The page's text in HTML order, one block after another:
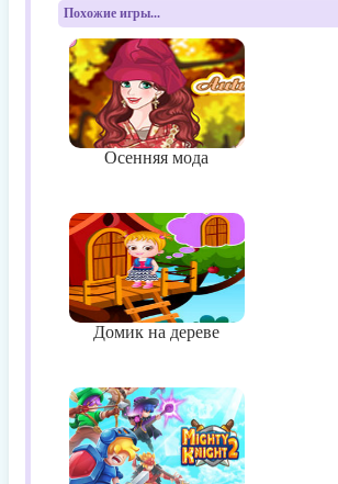
Похожие игры...
Осенняя мода
Домик на дереве